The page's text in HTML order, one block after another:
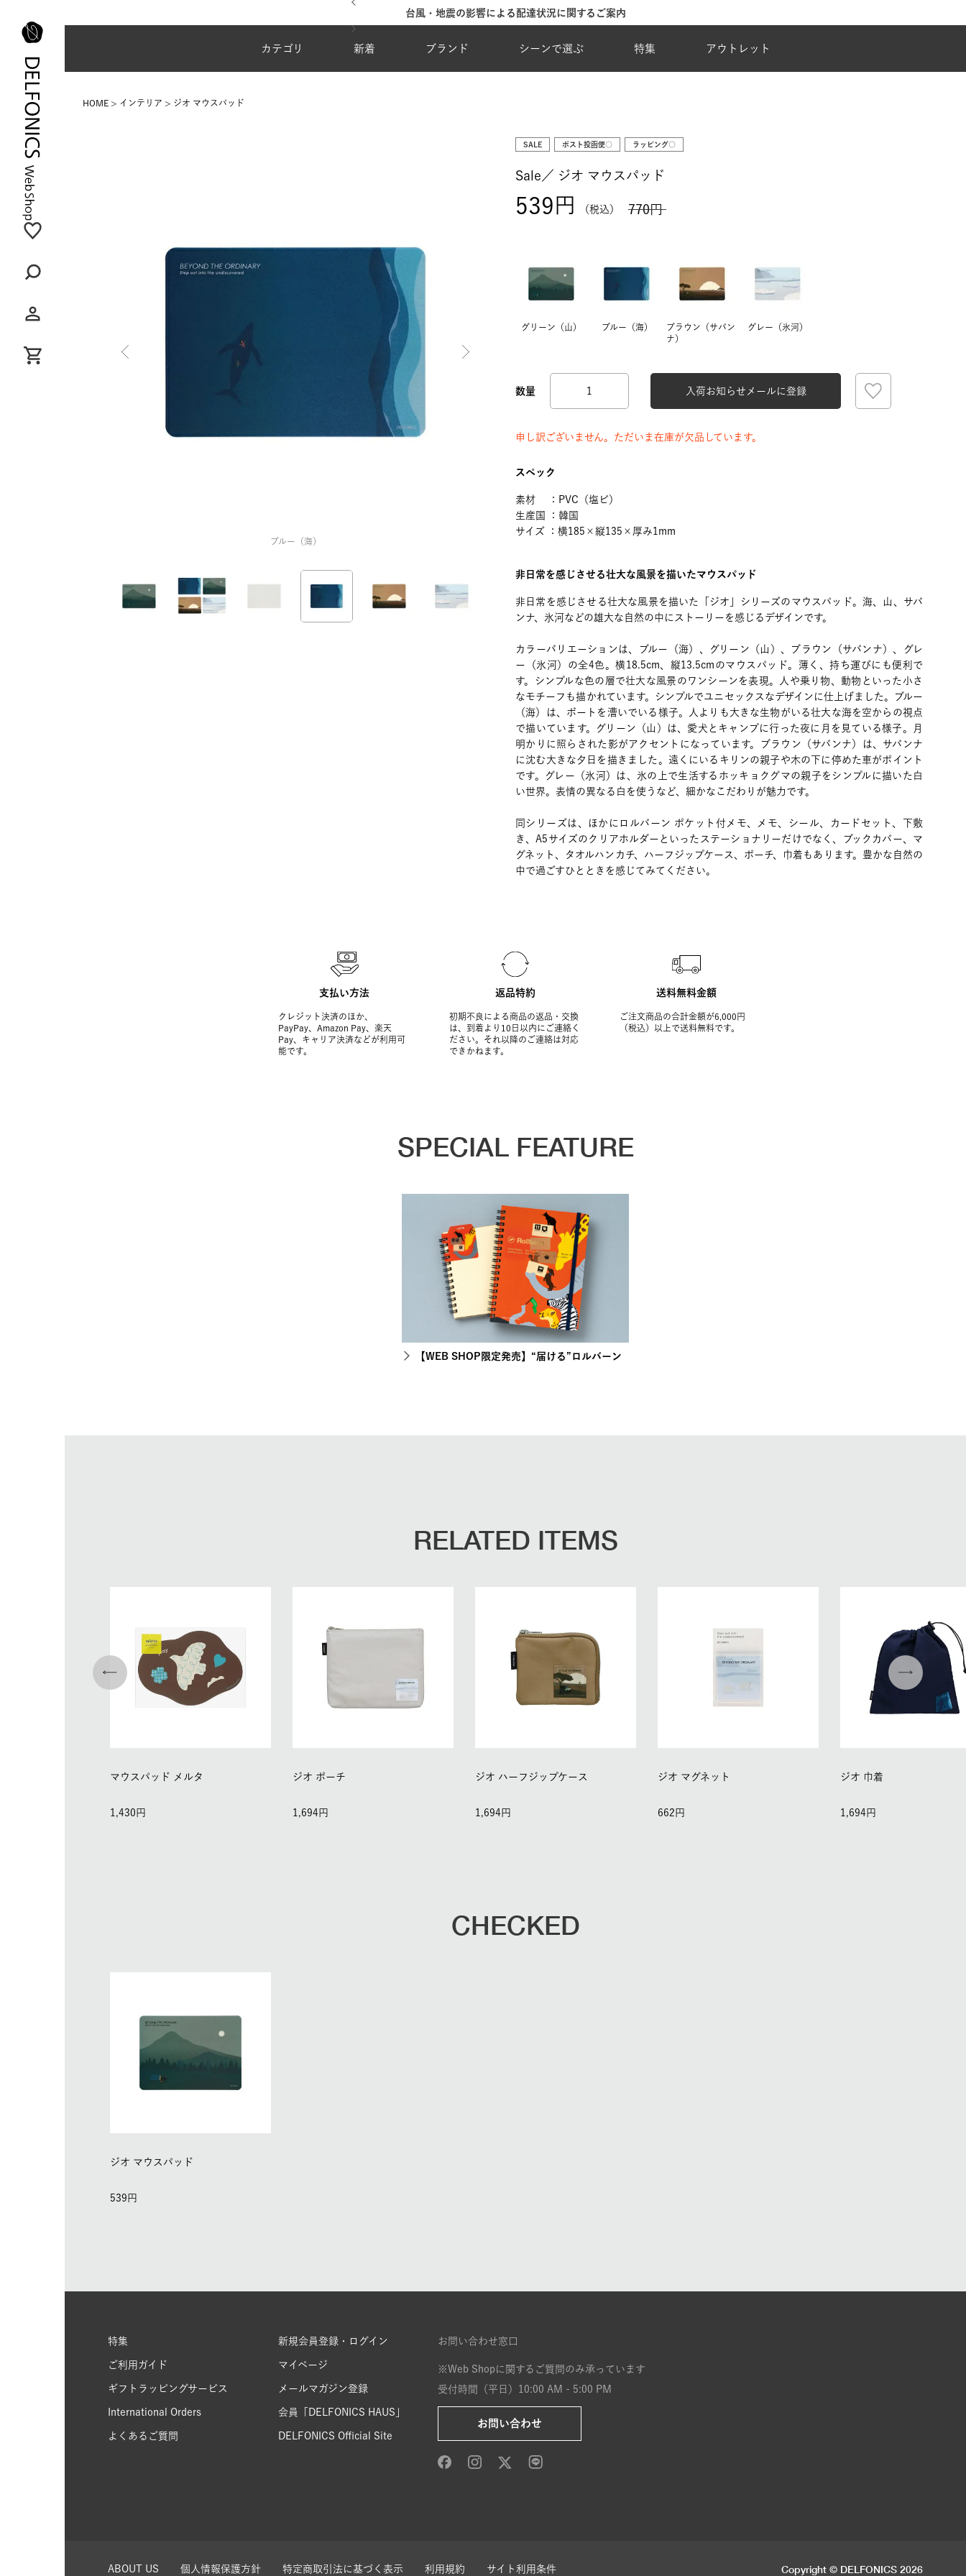
台風・地震の影響による配達状況に関するご案内
カテゴリ 新着 ブランド シーンで選ぶ 特集 アウトレット
HOME インテリア ジオ マウスパッド
ブルー（海）
SALE ポスト投函便○ ラッピング○
Sale／ ジオ マウスパッド
770
539 税込
グリーン（山） ブルー（海）
ブラウン（サバン
ナ）
グレー（氷河）
入荷お知らせメールに登録
申し訳ございません。ただいま在庫が欠品しています。
スペック
素材 ：PVC（塩ビ）
生産国 ：韓国
サイズ ：横185×縦135×厚み1mm
非日常を感じさせる壮大な風景を描いたマウスパッド
非日常を感じさせる壮大な風景を描いた「ジオ」シリーズのマウスパッド。海、山、サバ
ンナ、氷河などの雄大な自然の中にストーリーを感じるデザインです。
カラーバリエーションは、ブルー（海）、グリーン（山）、ブラウン（サバンナ）、グレ
ー（氷河）の全4色。横18.5cm、縦13.5cmのマウスパッド。薄く、持ち運びにも便利で
す。シンプルな色の層で壮大な風景のワンシーンを表現。人や乗り物、動物といった小さ
なモチーフも描かれています。シンプルでユニセックスなデザインに仕上げました。ブルー
（海）は、ボートを漕いでいる様子。人よりも大きな生物がいる壮大な海を空からの視点
で描いています。グリーン（山）は、愛犬とキャンプに行った夜に月を見ている様子。月
明かりに照らされた影がアクセントになっています。ブラウン（サバンナ）は、サバンナ
に沈む大きな夕日を描きました。遠くにいるキリンの親子や木の下に停めた車がポイント
です。グレー（氷河）は、氷の上で生活するホッキョクグマの親子をシンプルに描いた白
い世界。表情の異なる白を使うなど、細かなこだわりが魅力です。
同シリーズは、ほかにロルバーン ポケット付メモ、メモ、シール、カードセット、下敷
き、A5サイズのクリアホルダーといったステーショナリーだけでなく、ブックカバー、マ
グネット、タオルハンカチ、ハーフジップケース、ポーチ、巾着もあります。豊かな自然の
中で過ごすひとときを感じてみてください。
支払い方法
クレジット決済のほか、
PayPay、Amazon Pay、楽天
Pay、キャリア決済などが利用可
能です。
返品特約
初期不良による商品の返品・交換
は、到着より10日以内にご連絡く
ださい。それ以降のご連絡は対応
できかねます。
送料無料金額
ご注文商品の合計金額が6,000円
（税込）以上で送料無料です。
SPECIAL FEATURE
【WEB SHOP限定発売】“届ける”ロルバーン
RELATED ITEMS
マウスパッド メルタ
1,430
ジオ ポーチ
1,694
ジオ ハーフジップケース
1,694
ジオ マグネット
662
ジオ 巾着
1,694
CHECKED
ジオ マウスパッド
539
特集
ご利用ガイド
ギフトラッピングサービス
International Orders
よくあるご質問
新規会員登録・ログイン
マイページ
メールマガジン登録
会員「DELFONICS HAUS」
DELFONICS Official Site
お問い合わせ窓口
※Web Shopに関するご質問のみ承っています
受付時間（平日）10:00 AM - 5:00 PM
お問い合わせ
ABOUT US 個人情報保護方針 特定商取引法に基づく表示 利用規約 サイト利用条件 Copyright © DELFONICS 2026